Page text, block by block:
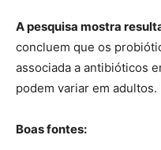
A pesquisa mostra
concluem que os
associada a antibióticos
podem variar em adultos.
Boas fontes: